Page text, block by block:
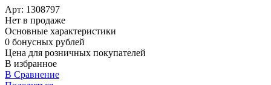
Арт: 1308797
Нет в продаже
Основные характеристики
0 бонусных рублей
Цена для розничных покупателей
В избранное
В Сравнение